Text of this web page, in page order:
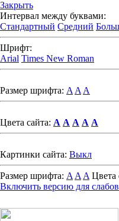
Закрыть
Интервал между буквами:
Стандартный Средний
Шрифт:
Arial Times New Roman
Размер шрифта: A A A
Цвета сайта: A A A A A
Картинки сайта: Выкл
Размер шрифта: A A A Цвета
Включить версию для